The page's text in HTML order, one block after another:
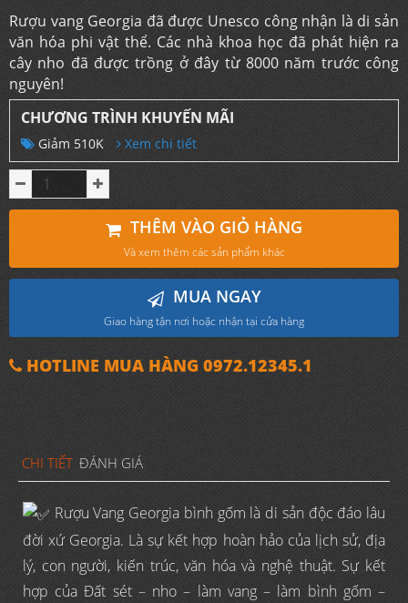
Rượu vang Georgia đã được Unesco công nhận là di sản
văn hóa phi vật thể. Các nhà khoa học đã phát hiện ra
cây nho đã được trồng ở đây từ 8000 năm trước công
nguyên!
CHƯƠNG TRÌNH KHUYẾN MÃI
Giảm 510K Xem chi tiết
THÊM VÀO GIỎ HÀNG
Và xem thêm các sản phẩm khác
MUA NGAY
Giao hàng tận nơi hoặc nhận tại cửa hàng
HOTLINE MUA HÀNG 0972.12345.1
CHI TIẾT ĐÁNH GIÁ
Rượu Vang Georgia bình gốm là di sản độc đáo lâu
đời xứ Georgia. Là sự kết hợp hoàn hảo của lịch sử, địa
lý, con người, kiến trúc, văn hóa và nghệ thuật. Sự kết
hợp của Đất sét – nho – làm vang – làm bình gốm –